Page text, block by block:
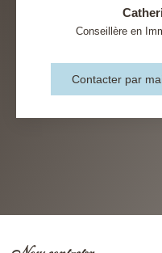
Conseillère en
Contacter par